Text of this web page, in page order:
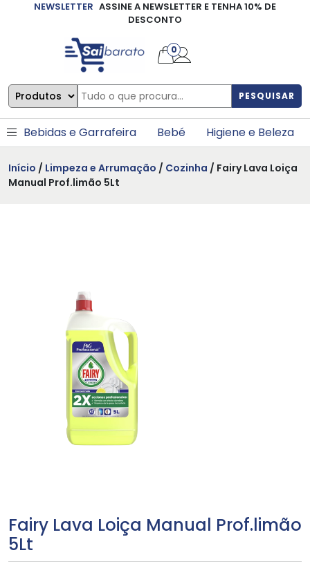
NEWSLETTER ASSINE A NEWSLETTER E TENHA 10% DE
DESCONTO
PESQUISAR
0
Bebidas e Garrafeira Bebé Higiene e Beleza
Início / Limpeza e Arrumação / Cozinha / Fairy Lava Loiça
Manual Prof.limão 5Lt
Fairy Lava Loiça Manual Prof.limão
5Lt